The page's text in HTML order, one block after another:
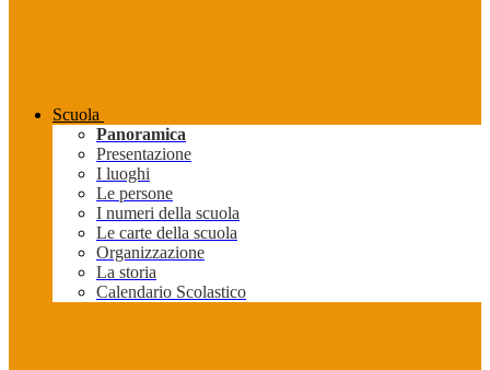
Scuola
Panoramica
Presentazione
I luoghi
Le persone
I numeri della scuola
Le carte della scuola
Organizzazione
La storia
Calendario Scolastico